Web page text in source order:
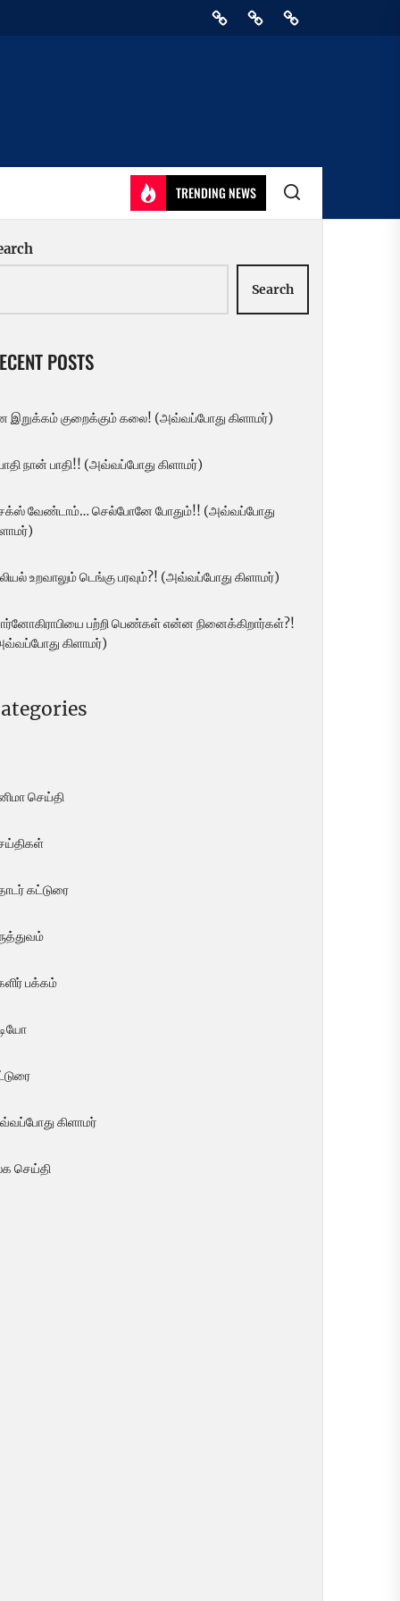
HomePrivacyAthirady
TRENDING NEWS
Search
POSTS
இறுக்கம் குறைக்கும் கலை! (அவ்வப்போது கிளாமர்)
நான் பாதி!! (அவ்வப்போது கிளாமர்)
வேண்டாம்… செல்போனே போதும்!! (அவ்வப்போது
உறவாலும் டெங்கு பரவும்?! (அவ்வப்போது கிளாமர்)
பற்றி பெண்கள் என்ன நினைக்கிறார்கள்?!
கிளாமர்)
செய்தி
கட்டுரை
பக்கம்
கிளாமர்
செய்தி